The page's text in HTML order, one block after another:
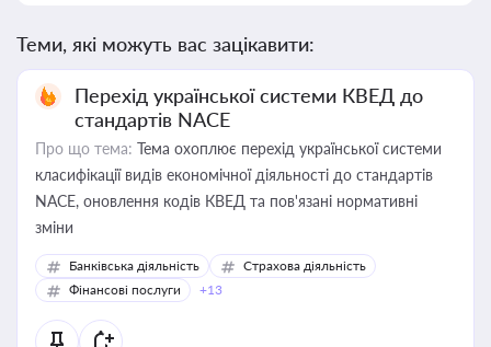
Теми, які можуть вас зацікавити:
Перехід української системи КВЕД до
стандартів NACE
Про що тема: Тема охоплює перехід української системи
класифікації видів економічної діяльності до стандартів
NACE, оновлення кодів КВЕД та пов'язані нормативні
зміни
Банківська діяльність
Страхова діяльність
Фінансові послуги
+13